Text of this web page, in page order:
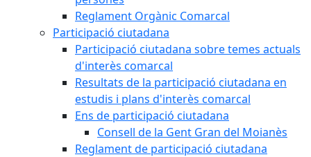
Reglament Orgànic Comarcal
Participació ciutadana
Participació ciutadana sobre temes actuals
d'interès comarcal
Resultats de la participació ciutadana en
estudis i plans d'interès comarcal
Ens de participació ciutadana
Consell de la Gent Gran del Moianès
Reglament de participació ciutadana